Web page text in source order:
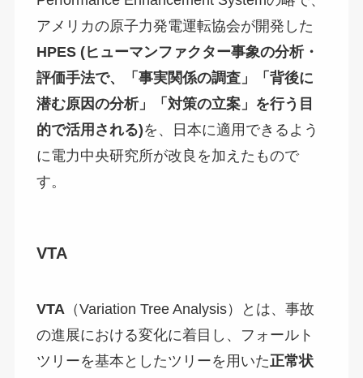
アメリカの原子力発電運転協会が開発した
HPES (ヒューマンファクター事象の分析・
評価手法で、「事実関係の調査」「背後に
潜む原因の分析」「対策の立案」を行う目
的で活用される)を、日本に適用できるよう
に電力中央研究所が改良を加えたもので
す。
VTA
VTA（Variation Tree Analysis）とは、事故
の進展における変化に着目し、フォールト
ツリーを基本としたツリーを用いた正常状